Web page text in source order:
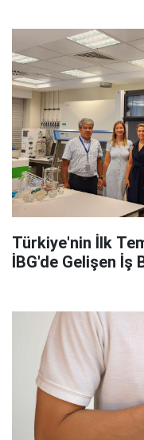
Türkiye'nin İlk
İBG'de Gelişen İş